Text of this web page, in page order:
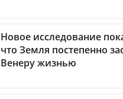
Новое исследование
что Земля постепенно
Венеру жизнью